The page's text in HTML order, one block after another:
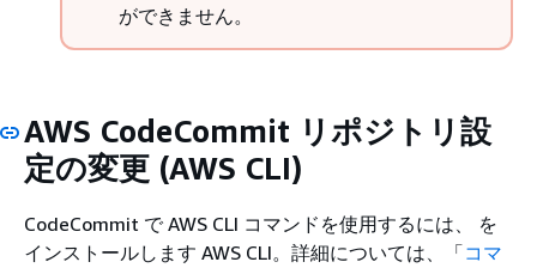
ができません。
AWS CodeCommit リポジトリ設
定の変更 (AWS CLI)
CodeCommit で AWS CLI コマンドを使用するには、 を
インストールします AWS CLI。詳細については、「コマ